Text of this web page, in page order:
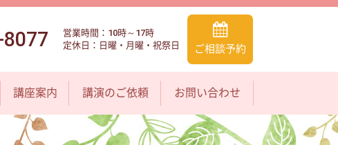
営業時間：10時～17時
定休日：日曜・月曜・祝祭日
ご相談予約
講座案内 講演のご依頼 お問い合わせ